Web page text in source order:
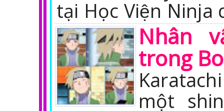
tại Học Viện Ninja
Nhân
trong
một